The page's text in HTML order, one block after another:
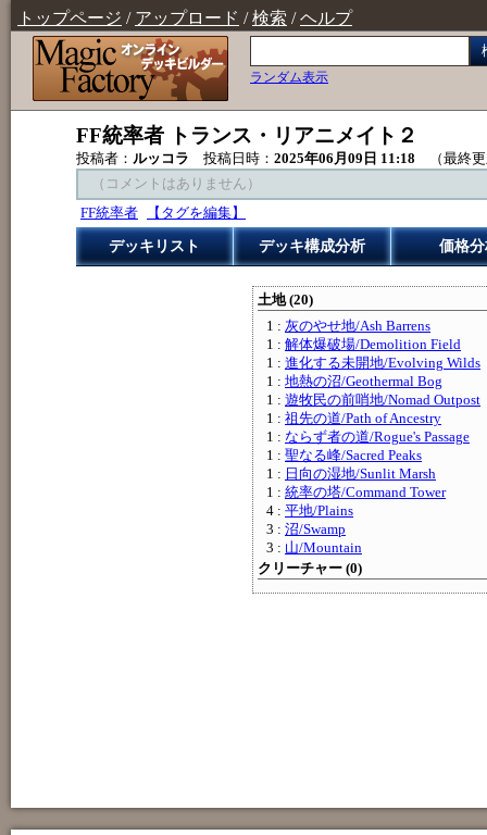
トップページ / アップロード /検索 /ヘルプ
ランダム表示
FF統率者 トランス・リアニメイト２
投稿者： ルッコラ 投稿日時： 2025年06月09日 11:18 （最終更
（コメントはありません）
FF統率者
【タグを編集】
デッキリスト デッキ構成分析 価格
土地 (20)
1 : 灰のやせ地/Ash Barrens
1 : 解体爆破場/Demolition Field
1 : 進化する未開地/Evolving Wilds
1 : 地熱の沼/Geothermal Bog
1 : 遊牧民の前哨地/Nomad Outpost
1 : 祖先の道/Path of Ancestry
1 : ならず者の道/Rogue's Passage
1 : 聖なる峰/Sacred Peaks
1 : 日向の湿地/Sunlit Marsh
1 : 統率の塔/Command Tower
4 : 平地/Plains
3 : 沼/Swamp
3 : 山/Mountain
クリーチャー (0)